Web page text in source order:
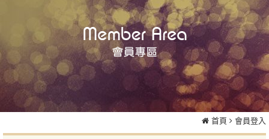
首頁 會員登入